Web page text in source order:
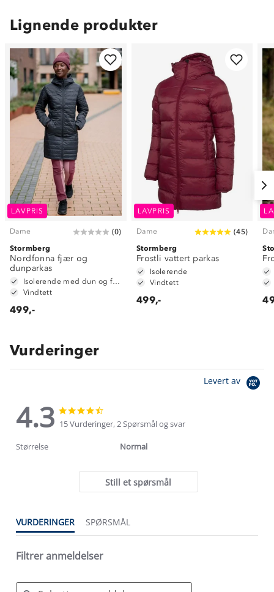
Lignende produkter
LAVPRIS
Dame (0)
Stormberg
Nordfonna fjær og
dunparkas
Vindtett
499,-
LAVPRIS
Dame (45)
Stormberg
Frostli vattert parkas
Isolerende
Vindtett
499,-
Vurderinger
Levert av
4.3
4.3
star
rating
star
rating
15 Vurderinger, 2 Spørsmål og svar
Størrelse Normal
Still et spørsmål
VURDERINGER SPØRSMÅL
Filtrer anmeldelser